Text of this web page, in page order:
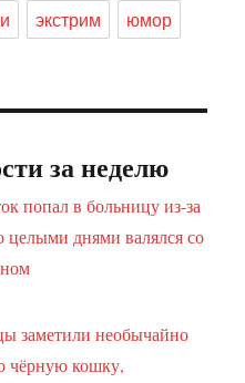
экстрим юмор
за неделю
попал в больницу из-за
целыми днями валялся со
заметили необычайно
чёрную кошку,